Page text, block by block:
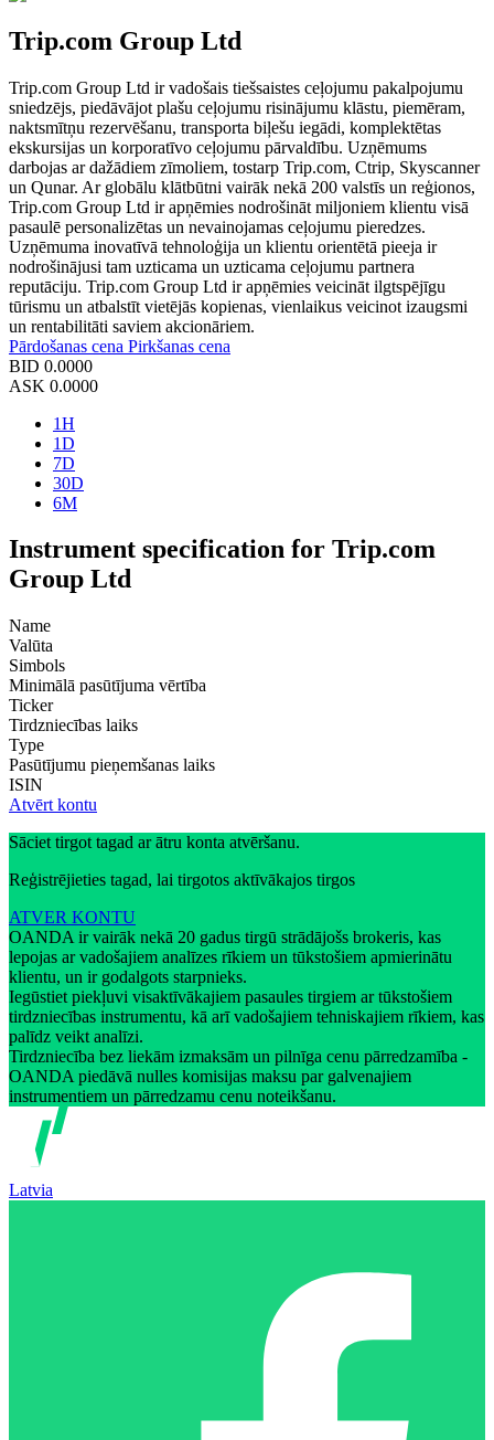
Trip.com Group Ltd
Trip.com Group Ltd ir vadošais tiešsaistes ceļojumu pakalpojumu
sniedzējs, piedāvājot plašu ceļojumu risinājumu klāstu, piemēram,
naktsmītņu rezervēšanu, transporta biļešu iegādi, komplektētas
ekskursijas un korporatīvo ceļojumu pārvaldību. Uzņēmums
darbojas ar dažādiem zīmoliem, tostarp Trip.com, Ctrip, Skyscanner
un Qunar. Ar globālu klātbūtni vairāk nekā 200 valstīs un reģionos,
Trip.com Group Ltd ir apņēmies nodrošināt miljoniem klientu visā
pasaulē personalizētas un nevainojamas ceļojumu pieredzes.
Uzņēmuma inovatīvā tehnoloģija un klientu orientētā pieeja ir
nodrošinājusi tam uzticama un uzticama ceļojumu partnera
reputāciju. Trip.com Group Ltd ir apņēmies veicināt ilgtspējīgu
tūrismu un atbalstīt vietējās kopienas, vienlaikus veicinot izaugsmi
un rentabilitāti saviem akcionāriem.
Pārdošanas cena Pirkšanas cena
BID 0.0000
ASK 0.0000
1H
1D
7D
30D
6M
Instrument specification for Trip.com
Group Ltd
Name
Valūta
Simbols
Minimālā pasūtījuma vērtība
Ticker
Tirdzniecības laiks
Type
Pasūtījumu pieņemšanas laiks
ISIN
Atvērt kontu
Sāciet tirgot tagad ar ātru konta atvēršanu.
Reģistrējieties tagad, lai tirgotos aktīvākajos tirgos
ATVER KONTU
OANDA ir vairāk nekā 20 gadus tirgū strādājošs brokeris, kas
lepojas ar vadošajiem analīzes rīkiem un tūkstošiem apmierinātu
klientu, un ir godalgots starpnieks.
Iegūstiet piekļuvi visaktīvākajiem pasaules tirgiem ar tūkstošiem
tirdzniecības instrumentu, kā arī vadošajiem tehniskajiem rīkiem, kas
palīdz veikt analīzi.
Tirdzniecība bez liekām izmaksām un pilnīga cenu pārredzamība -
OANDA piedāvā nulles komisijas maksu par galvenajiem
instrumentiem un pārredzamu cenu noteikšanu.
Latvia